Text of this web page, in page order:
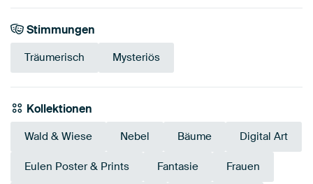
Stimmungen
Träumerisch Mysteriös
Kollektionen
Wald & Wiese Nebel Bäume Digital Art
Eulen Poster & Prints Fantasie Frauen